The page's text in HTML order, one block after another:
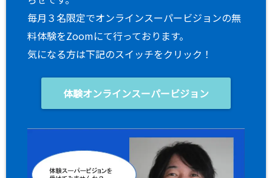
毎月３名限定でオンラインスーパービジョンの無
料体験をZoomにて行っております。
気になる方は下記のスイッチをクリック！
体験オンラインスーパービジョン